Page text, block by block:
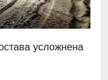
усложнена